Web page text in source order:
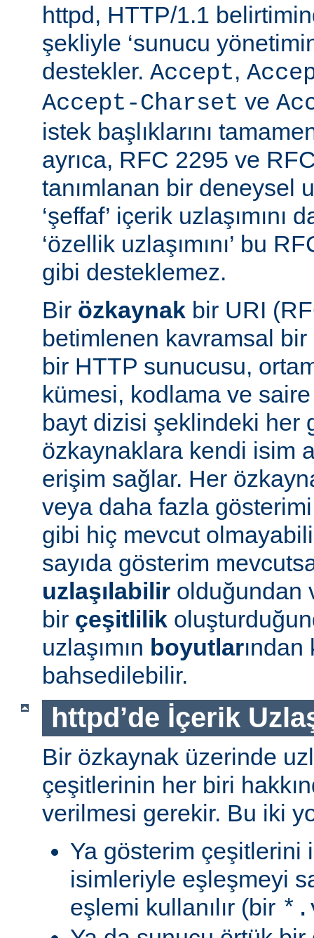
httpd, HTTP/1.1
şekliyle ‘sunucu
destekler. Accept,
Accept-Charset ve
istek başlıklarını
ayrıca, RFC 2295 ve
tanımlanan bir deneysel
‘şeffaf’ içerik uzlaşımını
‘özellik uzlaşımını’ bu
gibi desteklemez.
Bir özkaynak bir URI
betimlenen kavramsal
bir HTTP sunucusu,
kümesi, kodlama ve saire
bayt dizisi şeklindeki her
özkaynaklara kendi isim
erişim sağlar. Her
veya daha fazla
gibi hiç mevcut
sayıda gösterim
uzlaşılabilir olduğundan
bir çeşitlilik
uzlaşımın boyutlarından
bahsedilebilir.
httpd’de İçerik
Bir özkaynak üzerinde
çeşitlerinin her biri
verilmesi gerekir. Bu iki
Ya gösterim çeşitlerini
isimleriyle eşleşmeyi
eşlemi kullanılır (bir